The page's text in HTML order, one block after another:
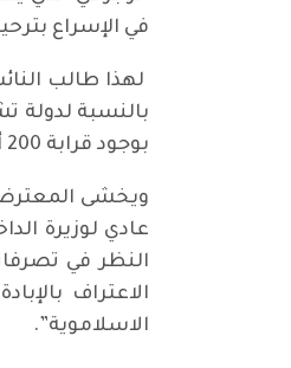
في الإسراع
لهذا طالب
بالنسبة لدولة
بوجود قرابة 200 ألف يزيدي، تعتبر ألمانيا الدولة التي تضم أكبر جالية إيزيدية في العالم.
ويخشى
عادي لوزيرة
النظر في
الاعتراف
الاسلاموية”.